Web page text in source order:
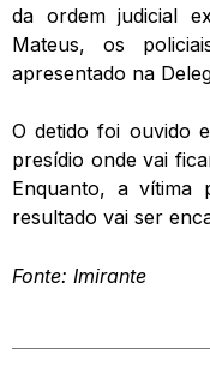
da ordem judicial
Mateus, os
apresentado na
O detido foi ouvido
presídio onde vai
Enquanto, a vítima
resultado vai ser
Fonte: Imirante